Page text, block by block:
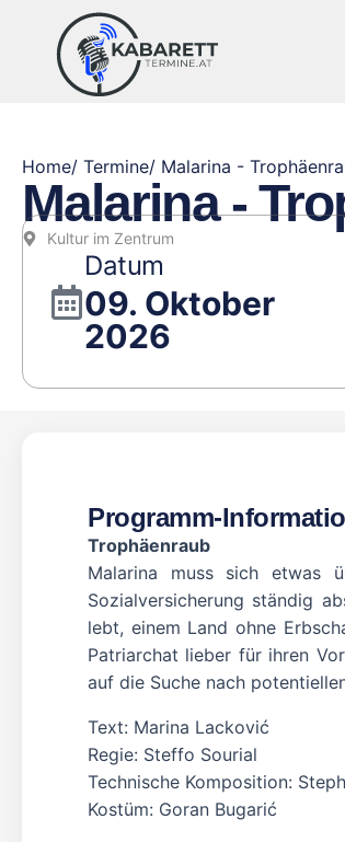
Home/ Termine/ Malarina -
Malarina -
Kultur im Zentrum
Datum
09. Oktober
2026
Programm-
Trophäenraub
Malarina muss sich etwas
Sozialversicherung ständig
lebt, einem Land ohne
Patriarchat lieber für ihren
auf die Suche nach
Text: Marina Lacković
Regie: Steffo Sourial
Technische Komposition:
Kostüm: Goran Bugarić